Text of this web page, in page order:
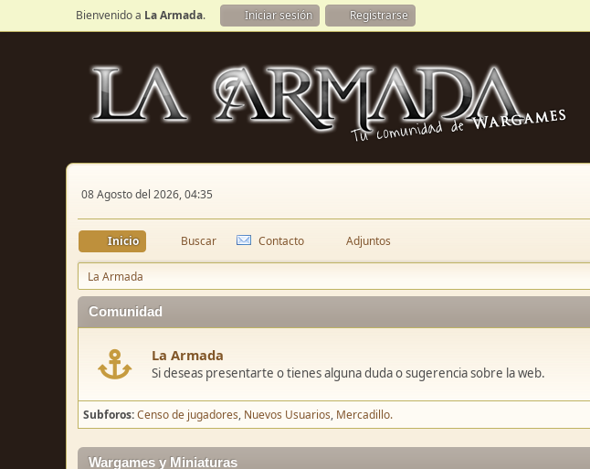
Bienvenido a La Armada. Iniciar sesión Registrarse
08 Agosto del 2026, 04:35
Inicio Buscar Contacto Adjuntos
La Armada
Comunidad
La Armada
Si deseas presentarte o tienes alguna duda o sugerencia sobre la web.
Subforos Censo de jugadores Nuevos Usuarios Mercadillo.
Wargames y Miniaturas